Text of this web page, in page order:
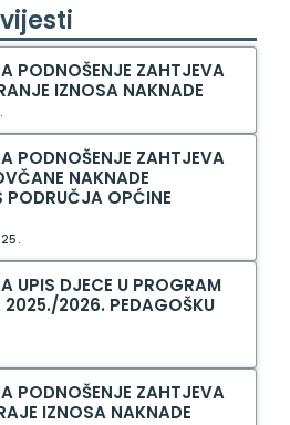
PODNOŠENJE ZAHTJEVA
IZNOSA NAKNADE
PODNOŠENJE ZAHTJEVA
NAKNADE
PODRUČJA OPĆINE
UPIS DJECE U PROGRAM
2025./2026. PEDAGOŠKU
PODNOŠENJE ZAHTJEVA
IZNOSA NAKNADE